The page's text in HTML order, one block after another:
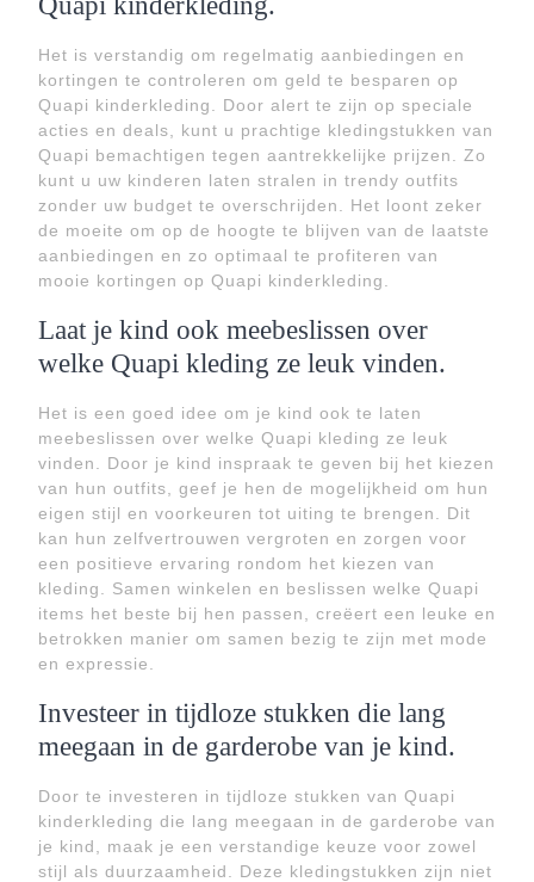
Het is verstandig om regelmatig aanbiedingen en
kortingen te controleren om geld te besparen op
Quapi kinderkleding. Door alert te zijn op speciale
acties en deals, kunt u prachtige kledingstukken van
Quapi bemachtigen tegen aantrekkelijke prijzen. Zo
kunt u uw kinderen laten stralen in trendy outfits
zonder uw budget te overschrijden. Het loont zeker
de moeite om op de hoogte te blijven van de laatste
aanbiedingen en zo optimaal te profiteren van
mooie kortingen op Quapi kinderkleding.
Laat je kind ook meebeslissen over
welke Quapi kleding ze leuk vinden.
Het is een goed idee om je kind ook te laten
meebeslissen over welke Quapi kleding ze leuk
vinden. Door je kind inspraak te geven bij het kiezen
van hun outfits, geef je hen de mogelijkheid om hun
eigen stijl en voorkeuren tot uiting te brengen. Dit
kan hun zelfvertrouwen vergroten en zorgen voor
een positieve ervaring rondom het kiezen van
kleding. Samen winkelen en beslissen welke Quapi
items het beste bij hen passen, creëert een leuke en
betrokken manier om samen bezig te zijn met mode
en expressie.
Investeer in tijdloze stukken die lang
meegaan in de garderobe van je kind.
Door te investeren in tijdloze stukken van Quapi
kinderkleding die lang meegaan in de garderobe van
je kind, maak je een verstandige keuze voor zowel
stijl als duurzaamheid. Deze kledingstukken zijn niet